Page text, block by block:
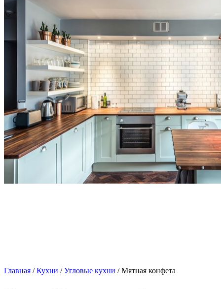
Главная /Кухни /Угловые кухни / Мятная конфета